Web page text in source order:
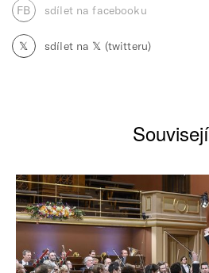
FB sdílet na facebooku
𝕏 sdílet na 𝕏 (twitteru)